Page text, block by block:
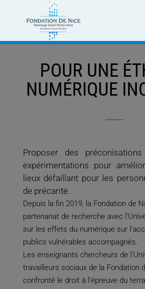
POUR UNE
NUMÉRIQUE
Proposer des
expérimentations pour
lieux défaillant pour les
de précarité.
Depuis la fin 2019, la Fondation de
partenariat de recherche avec
sur les effets du numérique sur
publics vulnérables accompagnés.
Les enseignants chercheurs de
travailleurs sociaux de la Fondation
confronté le droit à l’épreuve du